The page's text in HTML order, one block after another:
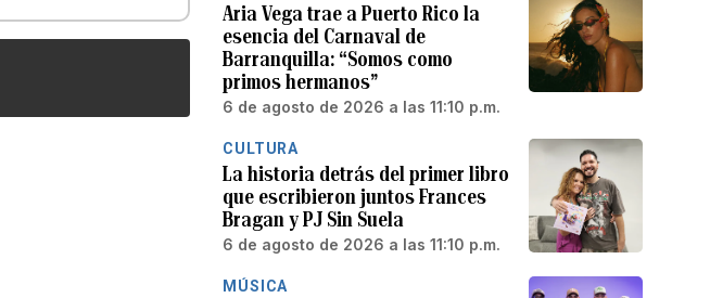
Aria Vega trae a Puerto Rico la
esencia del Carnaval de
Barranquilla: “Somos como
primos hermanos”
6 de agosto de 2026 a las 11:10 p.m.
CULTURA
La historia detrás del primer libro
que escribieron juntos Frances
Bragan y PJ Sin Suela
6 de agosto de 2026 a las 11:10 p.m.
MÚSICA